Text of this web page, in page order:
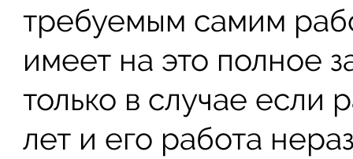
требуемым самим
имеет на это полное
только в случае если
лет и его работа